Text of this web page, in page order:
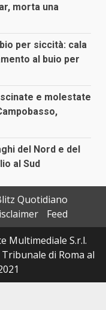
morta una
per siccità: cala
al buio per
e molestate
del Nord e del
al Sud
Quotidiano
Feed
Multimediale S.r.l.
di Roma al